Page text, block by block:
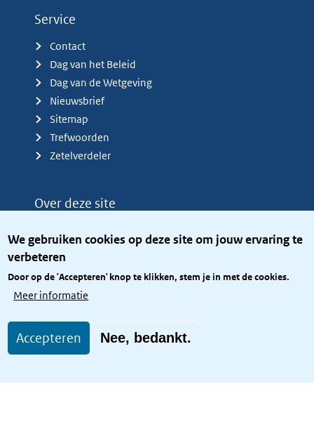
We gebruiken cookies op deze site om jouw ervaring te
verbeteren
Door op de 'Accepteren' knop te klikken, stem je in met de cookies.
Meer informatie
Accepteren Nee, bedankt.
Service
Contact
Dag van het Beleid
Dag van de Wetgeving
Nieuwsbrief
Sitemap
Trefwoorden
Zetelverdeler
Over deze site
Privacy
Toegang site openbaar
Toegankelijkheid